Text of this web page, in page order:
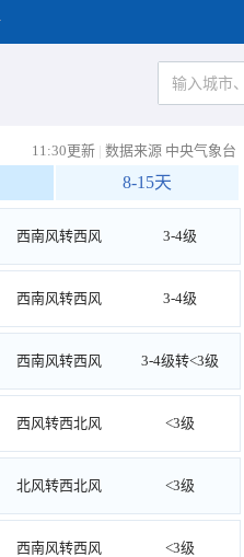
11:30更新 | 数据来源 中央气象台
8-15天
西南风转西风 3-4级
西南风转西风 3-4级
西南风转西风 3-4级转<3级
西风转西北风 <3级
北风转西北风 <3级
西南风转西风 <3级